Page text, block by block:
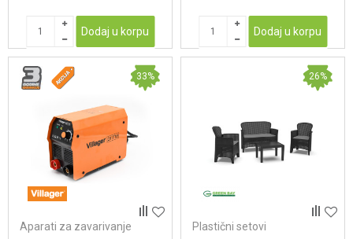
Dodaj u korpu Dodaj u korpu
33%
Aparati za zavarivanje
26%
Plastični setovi